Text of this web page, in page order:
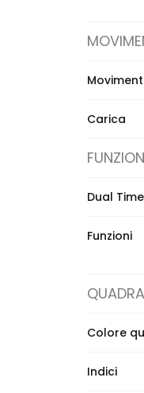
Carica
Dual Time
Funzioni
Colore
Indici